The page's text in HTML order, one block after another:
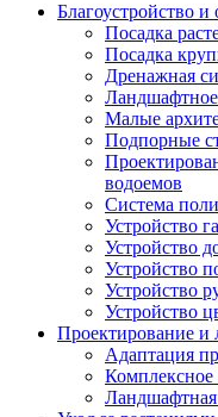
Благоустройство и
Посадка
Посадка
Дренажная
Малые
Подпорные
водоемов
Система
Устройство
Устройство
Устройство
Устройство
Устройство
Проектирование и
Адаптация
Комплексное
Ландшафтная